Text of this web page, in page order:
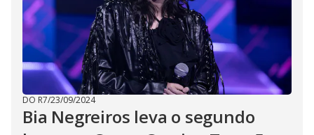
DO R7/23/09/2024
Bia Negreiros leva o segundo